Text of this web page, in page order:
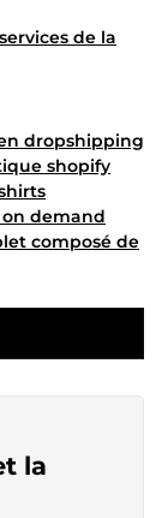
de la
dropshipping
shopify
demand
composé de
la